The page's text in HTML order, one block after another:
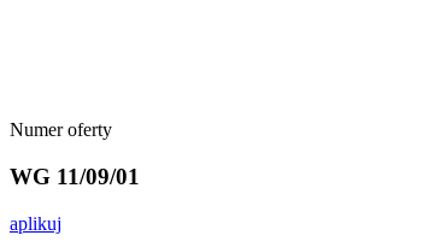
Numer oferty
WG 11/09/01
aplikuj